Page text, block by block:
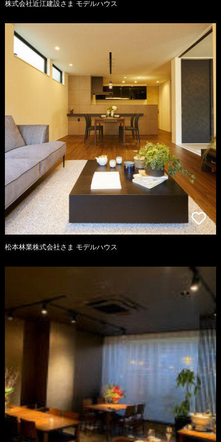
株式会社近江建設さま モデルハウス
松本林業株式会社さま モデルハウス